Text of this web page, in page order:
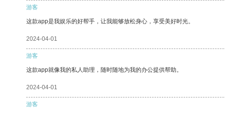
游客
这款app是我娱乐的好帮手，让我能够放松身心，享受美好时光。
2024-04-01
游客
这款app就像我的私人助理，随时随地为我的办公提供帮助。
2024-04-01
游客